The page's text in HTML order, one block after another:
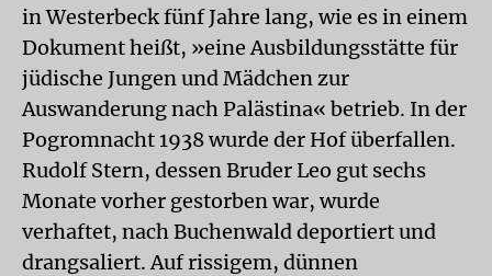
in Westerbeck fünf Jahre lang, wie es in einem
Dokument heißt, »eine Ausbildungsstätte für
jüdische Jungen und Mädchen zur
Auswanderung nach Palästina« betrieb. In der
Pogromnacht 1938 wurde der Hof überfallen.
Rudolf Stern, dessen Bruder Leo gut sechs
Monate vorher gestorben war, wurde
verhaftet, nach Buchenwald deportiert und
drangsaliert. Auf rissigem, dünnen